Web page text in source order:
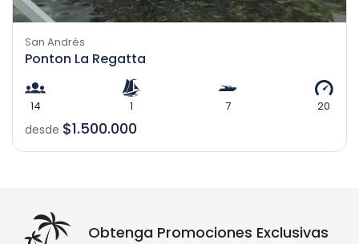
San Andrés
Ponton La Regatta
14 1 7 20
desde $1.500.000
Obtenga Promociones Exclusivas